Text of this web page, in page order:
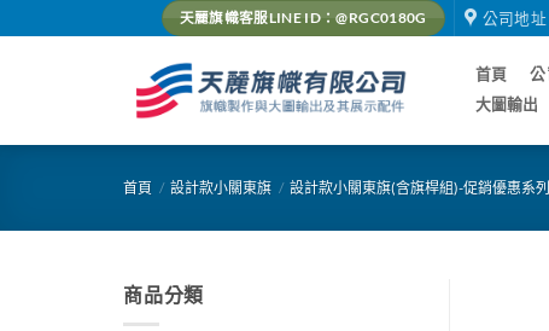
to
天麗旗幟客服LINE ID：@RGC0180G 公司地
首頁
大圖輸出
首頁 / 設計款小關東旗 / 設計款小關東旗(含旗桿組)-促銷優惠系列
商品分類